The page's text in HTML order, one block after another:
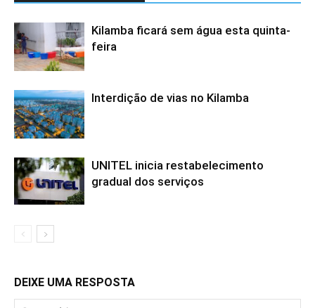
Kilamba ficará sem água esta quinta-
feira
Interdição de vias no Kilamba
UNITEL inicia restabelecimento
gradual dos serviços
DEIXE UMA RESPOSTA